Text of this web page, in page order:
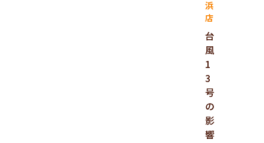
浜
店
台
風
1
3
号
の
影
響